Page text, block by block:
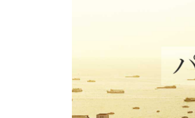
コロンビア